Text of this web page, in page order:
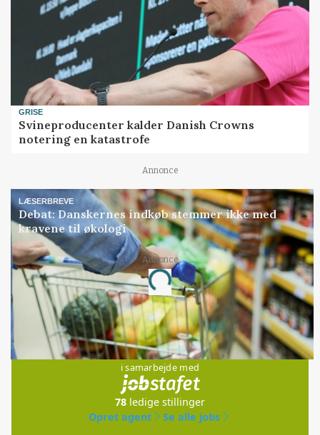
GRISE
Svineproducenter kalder Danish Crowns
notering en katastrofe
Annonce
LÆSERBREVE
Debat: Danskernes indkøb stemmer ikke med
kravene til økologi
Annonce
Loading...
Jobs
i samarbejde med
78 ledige stillinger
Opret agent
Se alle jobs